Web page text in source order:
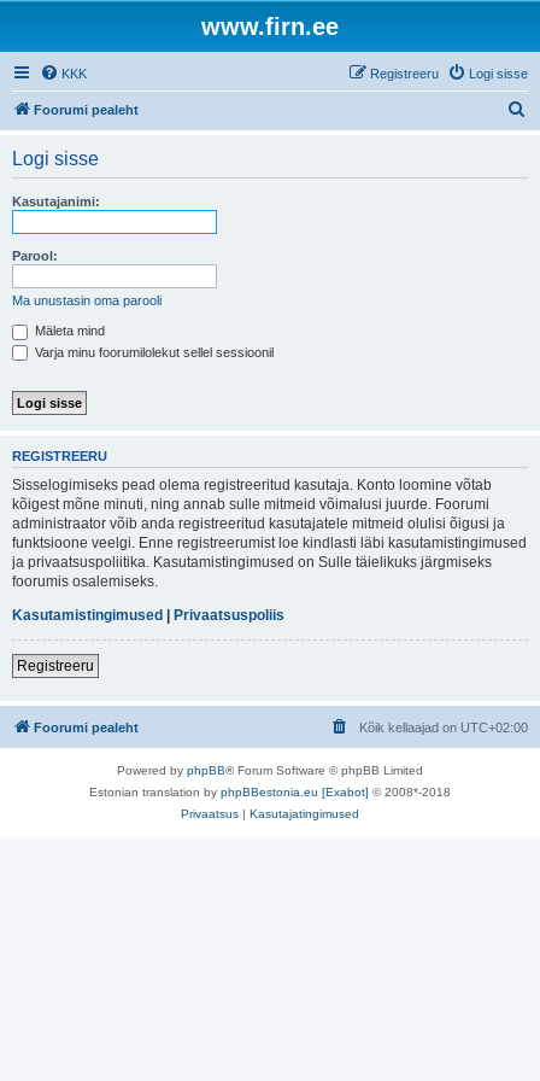
www.firn.ee
KKK Logi sisse
Registreeru
Foorumi pealeht
Logi sisse
Kasutajanimi:
Parool:
Ma unustasin oma parooli
Mäleta mind
Varja minu foorumilolekut sellel sessioonil
REGISTREERU
Sisselogimiseks pead olema registreeritud kasutaja. Konto loomine võtab
kõigest mõne minuti, ning annab sulle mitmeid võimalusi juurde. Foorumi
administraator võib anda registreeritud kasutajatele mitmeid olulisi õigusi ja
funktsioone veelgi. Enne registreerumist loe kindlasti läbi kasutamistingimused
ja privaatsuspoliitika. Kasutamistingimused on Sulle täielikuks järgmiseks
foorumis osalemiseks.
Kasutamistingimused | Privaatsuspoliis
Registreeru
Foorumi pealeht Kõik kellaajad on UTC+02:00
Powered by phpBB® Forum Software © phpBB Limited
Estonian translation by phpBBestonia.eu [Exabot] © 2008*-2018
Privaatsus | Kasutajatingimused